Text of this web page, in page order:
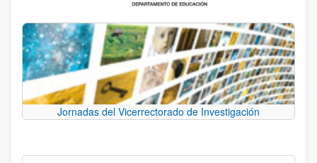
Jornadas del Vicerrectorado de Investigación